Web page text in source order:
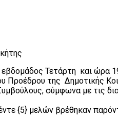
Τετάρτη και ώρα
της Δημοτικής
σύμφωνα με τις
{5} μελών βρέθηκαν